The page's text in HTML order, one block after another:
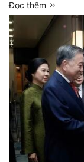
dưỡng và quản lý
quy ...
Đọc thêm